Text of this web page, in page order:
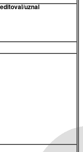
uznal